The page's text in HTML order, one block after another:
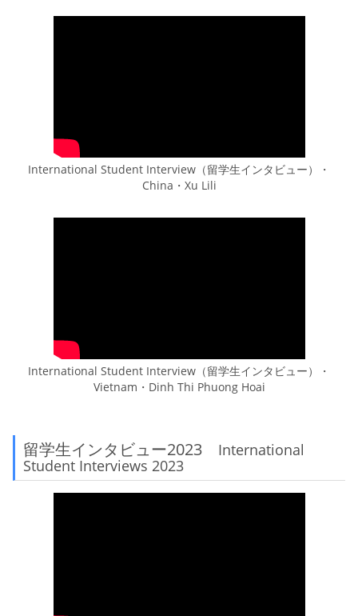
International Student Interview（留学生インタビュー）・
China・Xu Lili
International Student Interview（留学生インタビュー）・
Vietnam・Dinh Thi Phuong Hoai
留学生インタビュー2023
International
Student Interviews 2023